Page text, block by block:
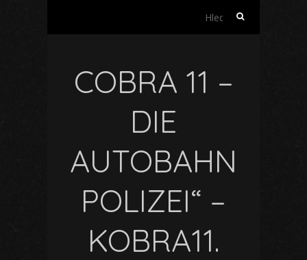
Vyhledávání
COBRA 11 –
DIE
AUTOBAHN
POLIZEI“ –
KOBRA11.